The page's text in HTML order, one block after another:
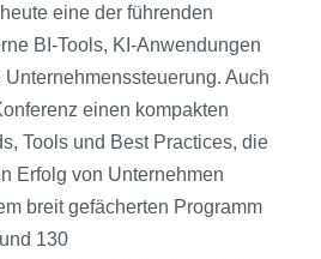
eine der führenden
BI-Tools, KI-Anwendungen
Auch
einen kompakten
Tools und Best Practices, die
Erfolg von Unternehmen
breit gefächerten Programm
130